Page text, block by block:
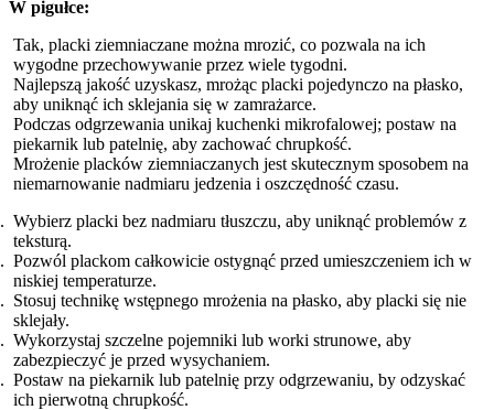
W pigułce:
Tak, placki ziemniaczane można mrozić, co pozwala na ich
wygodne przechowywanie przez wiele tygodni.
Najlepszą jakość uzyskasz, mrożąc placki pojedynczo na płasko,
aby uniknąć ich sklejania się w zamrażarce.
Podczas odgrzewania unikaj kuchenki mikrofalowej; postaw na
piekarnik lub patelnię, aby zachować chrupkość.
Mrożenie placków ziemniaczanych jest skutecznym sposobem na
niemarnowanie nadmiaru jedzenia i oszczędność czasu.
Wybierz placki bez nadmiaru tłuszczu, aby uniknąć problemów z
teksturą.
Pozwól plackom całkowicie ostygnąć przed umieszczeniem ich w
niskiej temperaturze.
Stosuj technikę wstępnego mrożenia na płasko, aby placki się nie
sklejały.
Wykorzystaj szczelne pojemniki lub worki strunowe, aby
zabezpieczyć je przed wysychaniem.
Postaw na piekarnik lub patelnię przy odgrzewaniu, by odzyskać
ich pierwotną chrupkość.